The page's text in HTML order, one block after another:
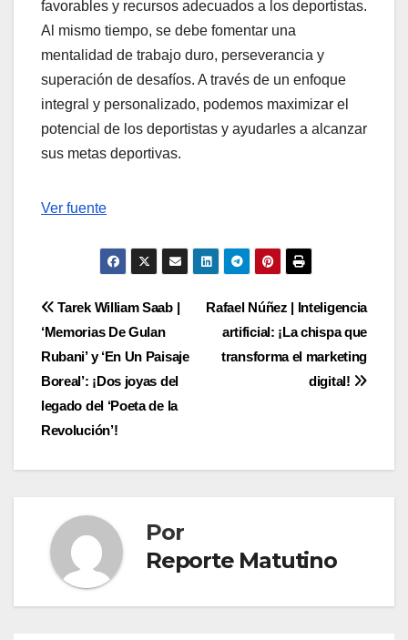
favorables y recursos adecuados a los deportistas.
Al mismo tiempo, se debe fomentar una
mentalidad de trabajo duro, perseverancia y
superación de desafíos. A través de un enfoque
integral y personalizado, podemos maximizar el
potencial de los deportistas y ayudarles a alcanzar
sus metas deportivas.
Navegación
entradas
Ver fuente
Navegación
de
entradas
Rafael Núñez | Inteligencia
artificial: ¡La chispa que
transforma el marketing
digital!
Tarek William Saab |
‘Memorias De Gulan
Rubani’ y ‘En Un Paisaje
Boreal’: ¡Dos joyas del
legado del ‘Poeta de la
Revolución’!
Por
Reporte Matutino